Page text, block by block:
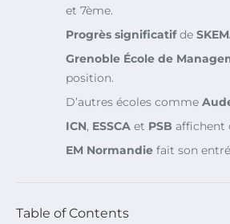
et 7ème.
Progrès significatifde
Grenoble École de
position.
D’autres écoles comme
ICN, ESSCA et PSB affichent
EM Normandie fait son
Table of Contents